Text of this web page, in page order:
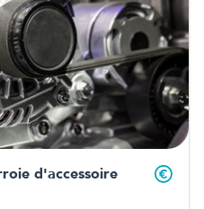
d'accessoire